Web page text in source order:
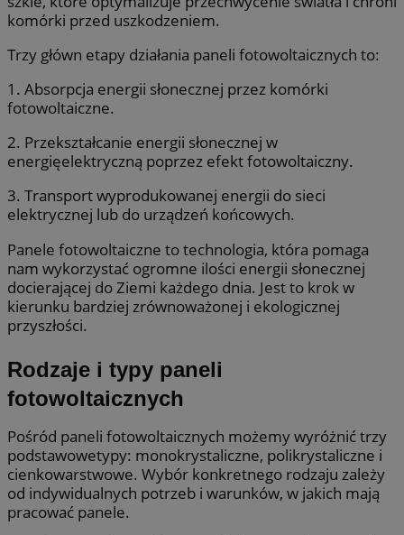
komórki przed uszkodzeniem.
Trzy główn etapy działania paneli fotowoltaicznych to:
1. Absorpcja energii słonecznej przez komórki
fotowoltaiczne.
2. Przekształcanie energii słonecznej w
energięelektryczną poprzez efekt fotowoltaiczny.
3. Transport wyprodukowanej energii do sieci
elektrycznej lub do urządzeń końcowych.
Panele fotowoltaiczne to technologia, która pomaga
nam wykorzystać ogromne ilości energii słonecznej
docierającej do Ziemi każdego dnia. Jest to krok w
kierunku bardziej zrównoważonej i ekologicznej
przyszłości.
Rodzaje i typy paneli
fotowoltaicznych
Pośród paneli fotowoltaicznych możemy wyróżnić trzy
podstawowetypy: monokrystaliczne, polikrystaliczne i
cienkowarstwowe. Wybór konkretnego rodzaju zależy
od indywidualnych potrzeb i warunków, w jakich mają
pracować panele.